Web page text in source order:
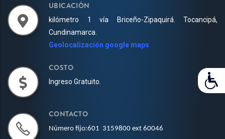
UBICACIÓN
kilómetro 1 vía Briceño-Zipaquirá. Tocancipá,
Cundinamarca.
Geolocalización google maps
COSTO
Ingreso Gratuito.
CONTACTO
Número fijo:601 3159800 ext 60046